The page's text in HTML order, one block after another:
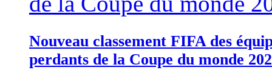
Nouveau classement FIFA des
perdants de la Coupe du monde